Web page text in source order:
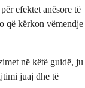
efektet anësore të
që kërkon vëmendje
në këtë guidë, ju
juaj dhe të